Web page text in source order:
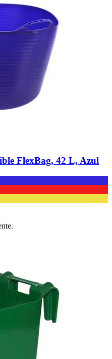
FlexBag, 42 L, Azul